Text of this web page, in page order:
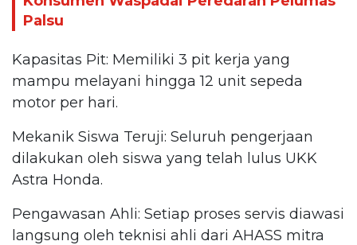
Palsu
Kapasitas Pit: Memiliki 3 pit kerja yang
mampu melayani hingga 12 unit sepeda
motor per hari.
Mekanik Siswa Teruji: Seluruh pengerjaan
dilakukan oleh siswa yang telah lulus UKK
Astra Honda.
Pengawasan Ahli: Setiap proses servis diawasi
langsung oleh teknisi ahli dari AHASS mitra